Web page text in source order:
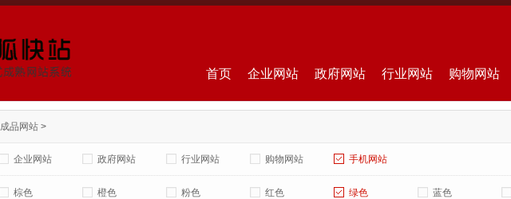
首页 企业网站 政府网站 行业网站 购物网站
成品网站 >
企业网站 政府网站 行业网站 购物网站 手机网站
棕色 橙色 粉色 红色 绿色 蓝色